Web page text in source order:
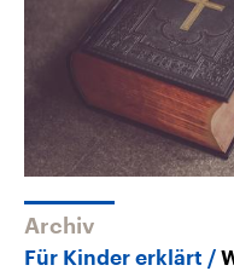
Archiv
Für Kinder erklärt